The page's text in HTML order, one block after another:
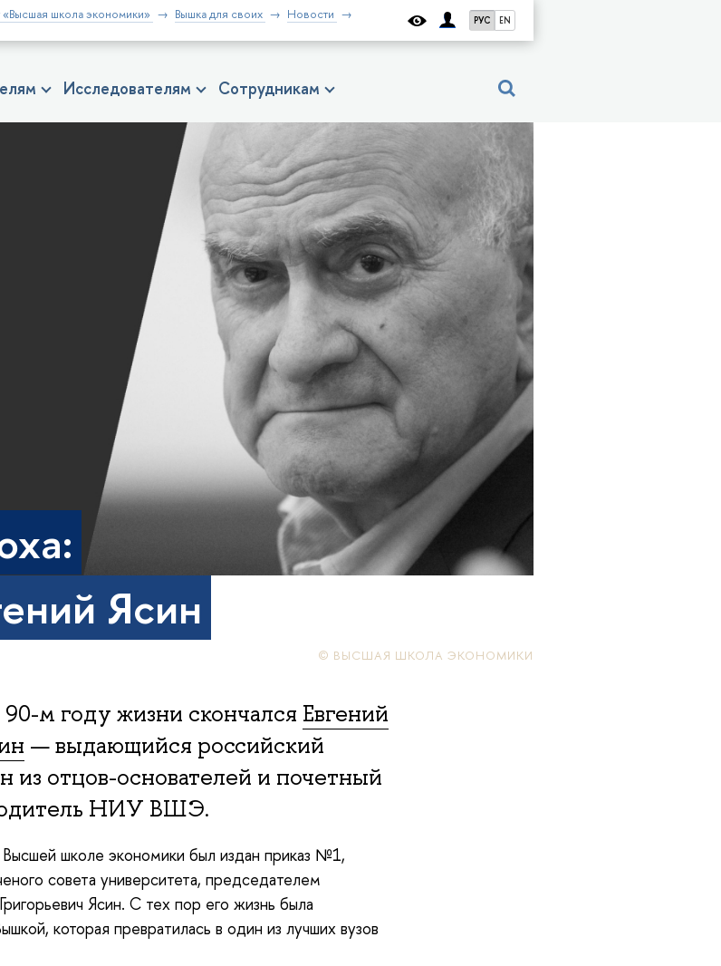
РУС EN
школа экономики» Вышка для своих
Новости
Исследователям Сотрудникам
Ясин
© ВЫСШАЯ ШКОЛА ЭКОНОМИКИ
90-м году жизни скончался Евгений
— выдающийся российский
из отцов-основателей и почетный
НИУ ВШЭ.
школе экономики был издан приказ №1,
совета университета, председателем
Ясин. С тех пор его жизнь была
которая превратилась в один из лучших вузов